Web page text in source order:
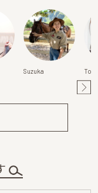
Suzuka